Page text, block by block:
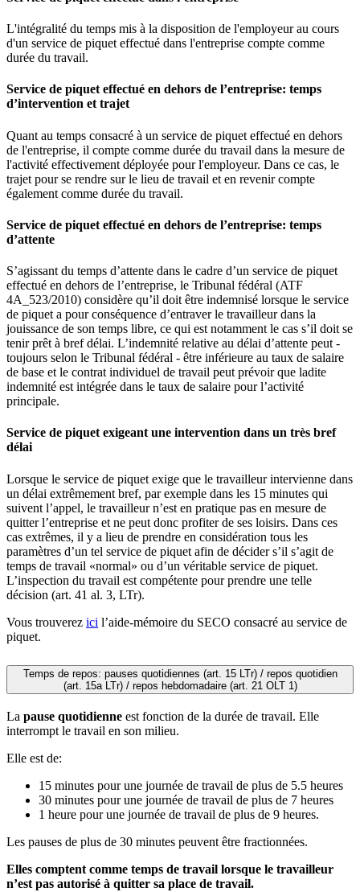
L'intégralité du temps mis à la disposition de l'employeur au cours
d'un service de piquet effectué dans l'entreprise compte comme
durée du travail.
Service de piquet effectué en dehors de l’entreprise: temps
d’intervention et trajet
Quant au temps consacré à un service de piquet effectué en dehors
de l'entreprise, il compte comme durée du travail dans la mesure de
l'activité effectivement déployée pour l'employeur. Dans ce cas, le
trajet pour se rendre sur le lieu de travail et en revenir compte
également comme durée du travail.
Service de piquet effectué en dehors de l’entreprise: temps
d’attente
S’agissant du temps d’attente dans le cadre d’un service de piquet
effectué en dehors de l’entreprise, le Tribunal fédéral (ATF
4A_523/2010) considère qu’il doit être indemnisé lorsque le service
de piquet a pour conséquence d’entraver le travailleur dans la
jouissance de son temps libre, ce qui est notamment le cas s’il doit se
tenir prêt à bref délai. L’indemnité relative au délai d’attente peut -
toujours selon le Tribunal fédéral - être inférieure au taux de salaire
de base et le contrat individuel de travail peut prévoir que ladite
indemnité est intégrée dans le taux de salaire pour l’activité
principale.
Service de piquet exigeant une intervention dans un très bref
délai
Lorsque le service de piquet exige que le travailleur intervienne dans
un délai extrêmement bref, par exemple dans les 15 minutes qui
suivent l’appel, le travailleur n’est en pratique pas en mesure de
quitter l’entreprise et ne peut donc profiter de ses loisirs. Dans ces
cas extrêmes, il y a lieu de prendre en considération tous les
paramètres d’un tel service de piquet afin de décider s’il s’agit de
temps de travail «normal» ou d’un véritable service de piquet.
L’inspection du travail est compétente pour prendre une telle
décision (art. 41 al. 3, LTr).
Vous trouverez ici l’aide-mémoire du SECO consacré au service de
piquet.
Temps de repos: pauses quotidiennes (art. 15 LTr) / repos quotidien
(art. 15a LTr) / repos hebdomadaire (art. 21 OLT 1)
La pause quotidienne est fonction de la durée de travail. Elle
interrompt le travail en son milieu.
Elle est de:
15 minutes pour une journée de travail de plus de 5.5 heures
30 minutes pour une journée de travail de plus de 7 heures
1 heure pour une journée de travail de plus de 9 heures.
Les pauses de plus de 30 minutes peuvent être fractionnées.
Elles comptent comme temps de travail lorsque le travailleur
n’est pas autorisé à quitter sa place de travail.